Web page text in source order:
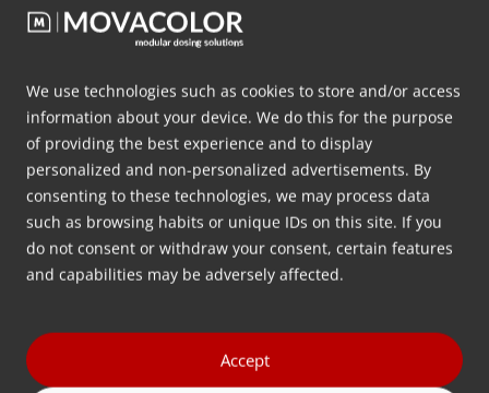
We use technologies such as cookies to store and/or access
information about your device. We do this for the purpose
of providing the best experience and to display
personalized and non-personalized advertisements. By
consenting to these technologies, we may process data
such as browsing habits or unique IDs on this site. If you
do not consent or withdraw your consent, certain features
and capabilities may be adversely affected.
Accept
Vidéos
Click to accept marketing cookies and
enable this content